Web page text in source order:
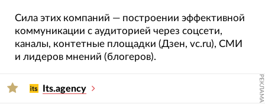
Сила этих компаний — построении эффективной
коммуникации с аудиторией через соцсети,
каналы, контетные площадки (Дзен, vc.ru), СМИ
и лидеров мнений (блогеров).
Its.agency РЕКЛАМА